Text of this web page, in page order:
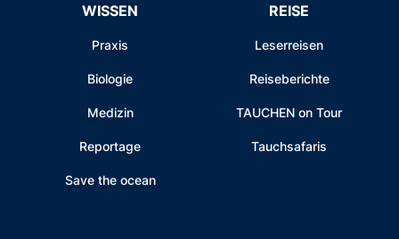
WISSEN
Praxis
Biologie
Medizin
Reportage
Save the ocean
REISE
Leserreisen
Reiseberichte
TAUCHEN on Tour
Tauchsafaris